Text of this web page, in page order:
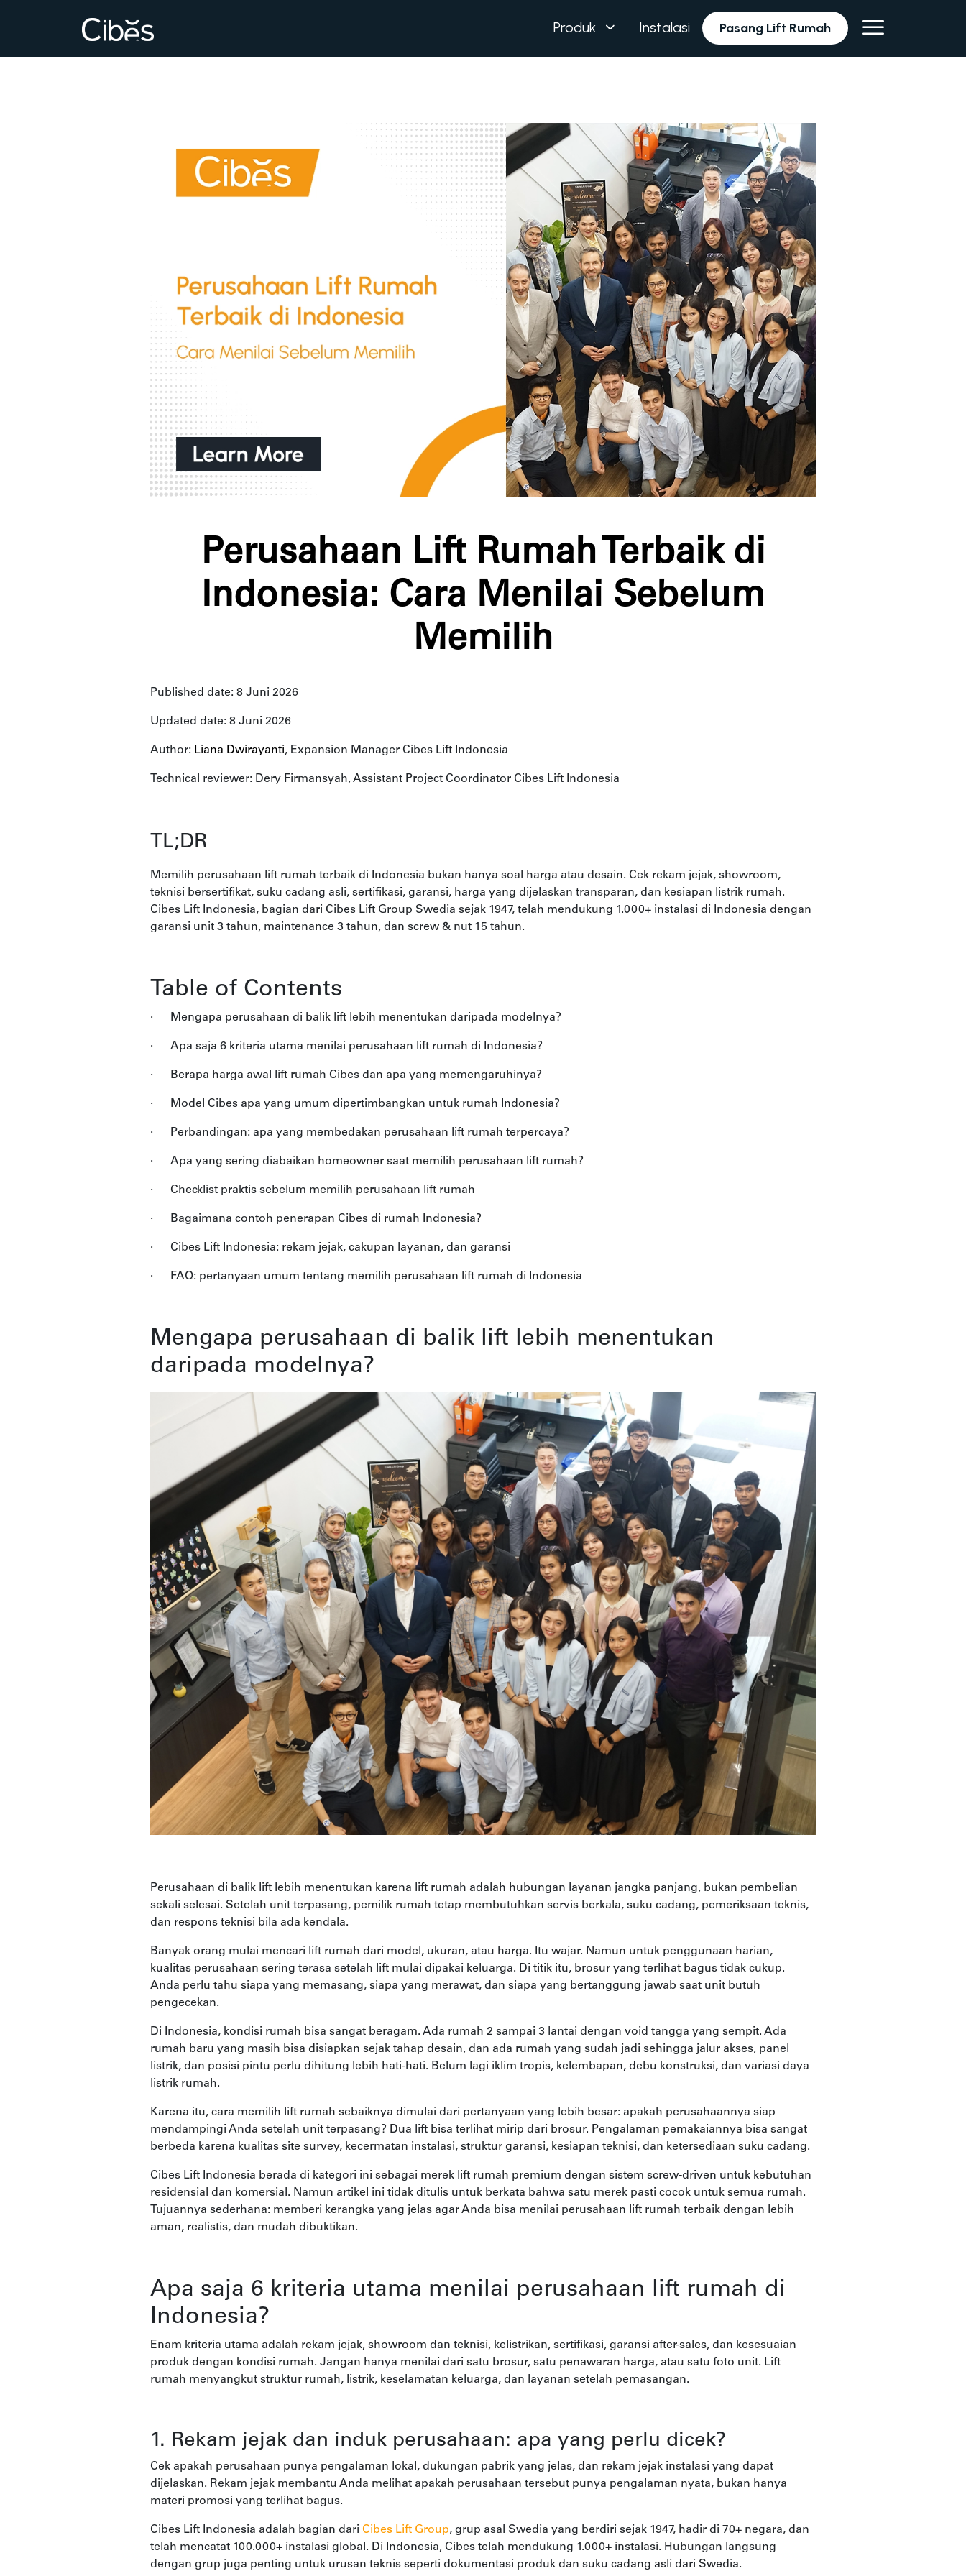
Produk Instalasi Pasang Lift Rumah
Perusahaan Lift Rumah Terbaik di
Indonesia: Cara Menilai Sebelum
Memilih
Published date: 8 Juni 2026
Updated date: 8 Juni 2026
Author: Liana Dwirayanti, Expansion Manager Cibes Lift Indonesia
Technical reviewer: Dery Firmansyah, Assistant Project Coordinator Cibes Lift Indonesia
TL;DR
Memilih perusahaan lift rumah terbaik di Indonesia bukan hanya soal harga atau desain. Cek rekam jejak, showroom,
teknisi bersertifikat, suku cadang asli, sertifikasi, garansi, harga yang dijelaskan transparan, dan kesiapan listrik rumah.
Cibes Lift Indonesia, bagian dari Cibes Lift Group Swedia sejak 1947, telah mendukung 1.000+ instalasi di Indonesia dengan
garansi unit 3 tahun, maintenance 3 tahun, dan screw & nut 15 tahun.
Table of Contents
· Mengapa perusahaan di balik lift lebih menentukan daripada modelnya?
· Apa saja 6 kriteria utama menilai perusahaan lift rumah di Indonesia?
· Berapa harga awal lift rumah Cibes dan apa yang memengaruhinya?
· Model Cibes apa yang umum dipertimbangkan untuk rumah Indonesia?
· Perbandingan: apa yang membedakan perusahaan lift rumah terpercaya?
· Apa yang sering diabaikan homeowner saat memilih perusahaan lift rumah?
· Checklist praktis sebelum memilih perusahaan lift rumah
· Bagaimana contoh penerapan Cibes di rumah Indonesia?
· Cibes Lift Indonesia: rekam jejak, cakupan layanan, dan garansi
· FAQ: pertanyaan umum tentang memilih perusahaan lift rumah di Indonesia
Mengapa perusahaan di balik lift lebih menentukan
daripada modelnya?
Perusahaan di balik lift lebih menentukan karena lift rumah adalah hubungan layanan jangka panjang, bukan pembelian
sekali selesai. Setelah unit terpasang, pemilik rumah tetap membutuhkan servis berkala, suku cadang, pemeriksaan teknis,
dan respons teknisi bila ada kendala.
Banyak orang mulai mencari lift rumah dari model, ukuran, atau harga. Itu wajar. Namun untuk penggunaan harian,
kualitas perusahaan sering terasa setelah lift mulai dipakai keluarga. Di titik itu, brosur yang terlihat bagus tidak cukup.
Anda perlu tahu siapa yang memasang, siapa yang merawat, dan siapa yang bertanggung jawab saat unit butuh
pengecekan.
Di Indonesia, kondisi rumah bisa sangat beragam. Ada rumah 2 sampai 3 lantai dengan void tangga yang sempit. Ada
rumah baru yang masih bisa disiapkan sejak tahap desain, dan ada rumah yang sudah jadi sehingga jalur akses, panel
listrik, dan posisi pintu perlu dihitung lebih hati-hati. Belum lagi iklim tropis, kelembapan, debu konstruksi, dan variasi daya
listrik rumah.
Karena itu, cara memilih lift rumah sebaiknya dimulai dari pertanyaan yang lebih besar: apakah perusahaannya siap
mendampingi Anda setelah unit terpasang? Dua lift bisa terlihat mirip dari brosur. Pengalaman pemakaiannya bisa sangat
berbeda karena kualitas site survey, kecermatan instalasi, struktur garansi, kesiapan teknisi, dan ketersediaan suku cadang.
Cibes Lift Indonesia berada di kategori ini sebagai merek lift rumah premium dengan sistem screw-driven untuk kebutuhan
residensial dan komersial. Namun artikel ini tidak ditulis untuk berkata bahwa satu merek pasti cocok untuk semua rumah.
Tujuannya sederhana: memberi kerangka yang jelas agar Anda bisa menilai perusahaan lift rumah terbaik dengan lebih
aman, realistis, dan mudah dibuktikan.
Apa saja 6 kriteria utama menilai perusahaan lift rumah di
Indonesia?
Enam kriteria utama adalah rekam jejak, showroom dan teknisi, kelistrikan, sertifikasi, garansi after-sales, dan kesesuaian
produk dengan kondisi rumah. Jangan hanya menilai dari satu brosur, satu penawaran harga, atau satu foto unit. Lift
rumah menyangkut struktur rumah, listrik, keselamatan keluarga, dan layanan setelah pemasangan.
1. Rekam jejak dan induk perusahaan: apa yang perlu dicek?
Cek apakah perusahaan punya pengalaman lokal, dukungan pabrik yang jelas, dan rekam jejak instalasi yang dapat
dijelaskan. Rekam jejak membantu Anda melihat apakah perusahaan tersebut punya pengalaman nyata, bukan hanya
materi promosi yang terlihat bagus.
Cibes Lift Indonesia adalah bagian dari Cibes Lift Group, grup asal Swedia yang berdiri sejak 1947, hadir di 70+ negara, dan
telah mencatat 100.000+ instalasi global. Di Indonesia, Cibes telah mendukung 1.000+ instalasi. Hubungan langsung
dengan grup juga penting untuk urusan teknis seperti dokumentasi produk dan suku cadang asli dari Swedia.